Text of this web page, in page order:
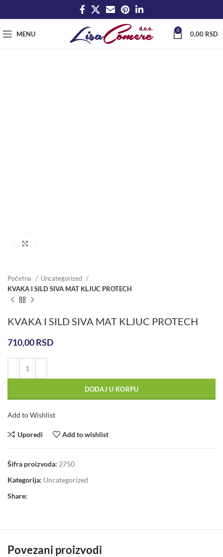
MENU 0 0,00 RSD
Početna
Uncategorized
KVAKA I SILD SIVA MAT KLJUC PROTECH
KVAKA I SILD SIVA MAT KLJUC PROTECH
710,00RSD
DODAJ U KORPU
Add to Wishlist
Uporedi Add to wishlist
Šifra proizvoda: 2750
Kategorija: Uncategorized
Share:
Povezani proizvodi